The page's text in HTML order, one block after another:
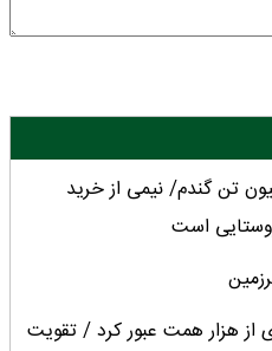
بیش از ۷ میلیون تن گندم/ نیمی از خرید
است
از هزار همت عبور کرد / تقویت